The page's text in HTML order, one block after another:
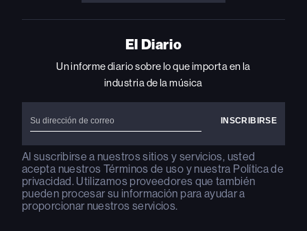
TUS
CONSEJOS
El Diario
Un informe diario sobre lo que importa en la
industria de la música
Al suscribirse a nuestros sitios y servicios, usted
acepta nuestros Términos de uso y nuestra Política de
privacidad. Utilizamos proveedores que también
pueden procesar su información para ayudar a
proporcionar nuestros servicios.